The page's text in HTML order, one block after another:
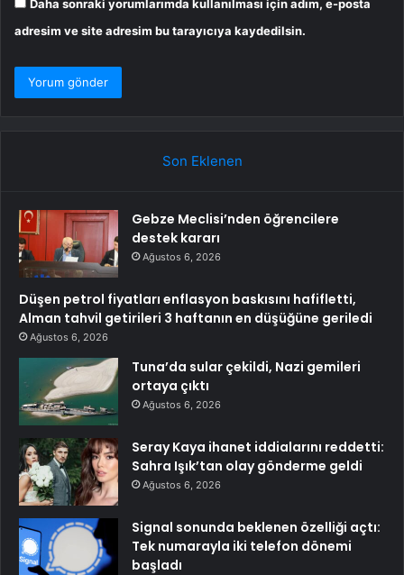
Daha sonraki yorumlarımda kullanılması için adım, e-posta
adresim ve site adresim bu tarayıcıya kaydedilsin.
Son Eklenen
Gebze Meclisi’nden öğrencilere
destek kararı
Ağustos 6, 2026
Düşen petrol fiyatları enflasyon baskısını hafifletti,
Alman tahvil getirileri 3 haftanın en düşüğüne geriledi
Ağustos 6, 2026
Tuna’da sular çekildi, Nazi gemileri
ortaya çıktı
Ağustos 6, 2026
Seray Kaya ihanet iddialarını reddetti:
Sahra Işık’tan olay gönderme geldi
Ağustos 6, 2026
Signal sonunda beklenen özelliği açtı:
Tek numarayla iki telefon dönemi
başladı